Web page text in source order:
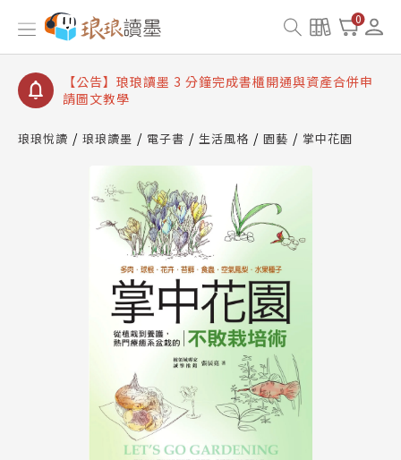
0
【公告】琅琅讀墨數位閱讀資產合併與書櫃開通申請
【公告】琅琅讀墨書櫃開通常見問題
【公告】琅琅讀墨 3 分鐘完成書櫃開通與資產合併申
請圖文教學
查詢
【公告】琅琅讀墨數位閱讀資產合併與書櫃開通申請
琅琅悅讀 琅琅讀墨 電子書 生活風格 園藝 掌中花園